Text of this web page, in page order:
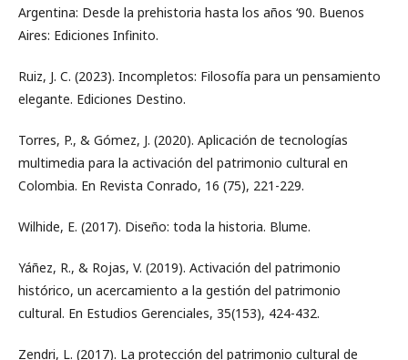
Argentina: Desde la prehistoria hasta los años ‘90. Buenos
Aires: Ediciones Infinito.
Ruiz, J. C. (2023). Incompletos: Filosofía para un pensamiento
elegante. Ediciones Destino.
Torres, P., & Gómez, J. (2020). Aplicación de tecnologías
multimedia para la activación del patrimonio cultural en
Colombia. En Revista Conrado, 16 (75), 221-229.
Wilhide, E. (2017). Diseño: toda la historia. Blume.
Yáñez, R., & Rojas, V. (2019). Activación del patrimonio
histórico, un acercamiento a la gestión del patrimonio
cultural. En Estudios Gerenciales, 35(153), 424-432.
Zendri, L. (2017). La protección del patrimonio cultural de